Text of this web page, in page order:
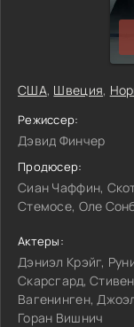
США, Швеция,
Режиссер:
Дэвид Финчер
Продюсер:
Сиан Чаффин,
Стемосе, Оле
Актеры:
Дэниэл Крэйг,
Скарсгард,
Вагенинген,
Горан Вишнич